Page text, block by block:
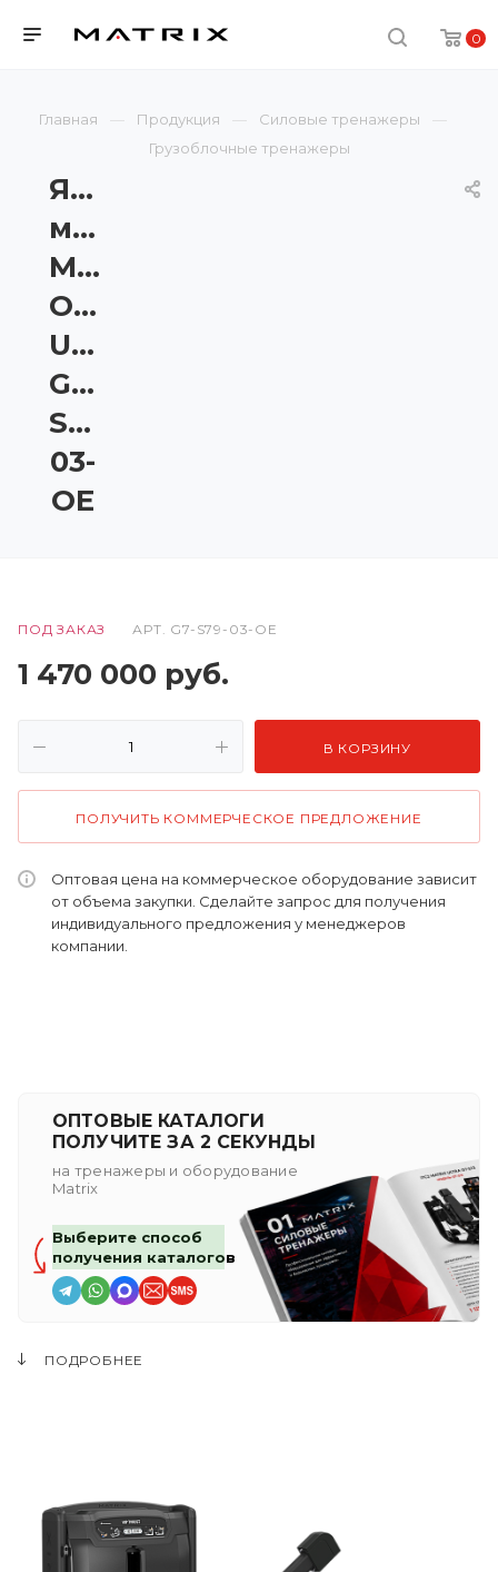
0
Главная Продукция
Силовые тренажеры
Грузоблочные тренажеры
Ягодичный
мост
Matrix
Onyx
Ultra
G7-
S79-
03-
OE
ПОД ЗАКАЗ АРТ. G7-S79-03-OE
1 470 000 руб.
В КОРЗИНУ
ПОЛУЧИТЬ КОММЕРЧЕСКОЕ ПРЕДЛОЖЕНИЕ
Оптовая цена на коммерческое оборудование зависит
от объема закупки. Сделайте запрос для получения
индивидуального предложения у менеджеров
компании.
ОПТОВЫЕ КАТАЛОГИ
ПОЛУЧИТЕ ЗА 2 СЕКУНДЫ
на тренажеры и оборудование
Matrix
Выберите способ
получения каталогов
ПОДРОБНЕЕ